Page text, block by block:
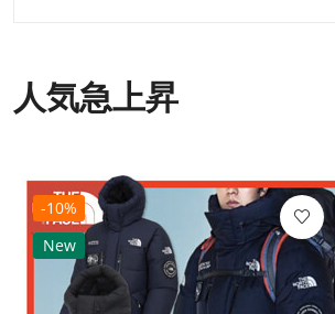
人気急上昇
-10%
New